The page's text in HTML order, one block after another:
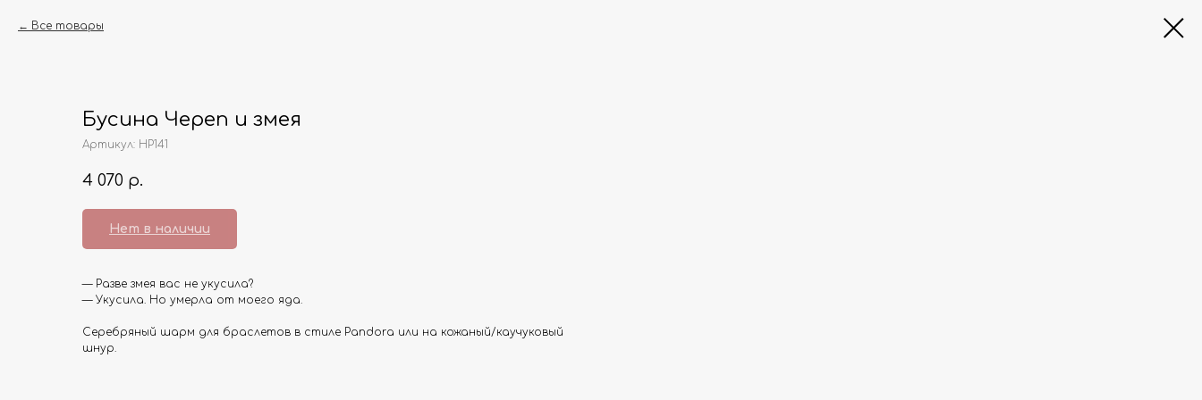
Все товары
Бусина Череп и змея
Артикул: HP141
4 070 р.
Нет в наличии
— Разве змея вас не укусила?
— Укусила. Но умерла от моего яда.
Серебряный шарм для браслетов в стиле Pandora или на кожаный/каучуковый
шнур.